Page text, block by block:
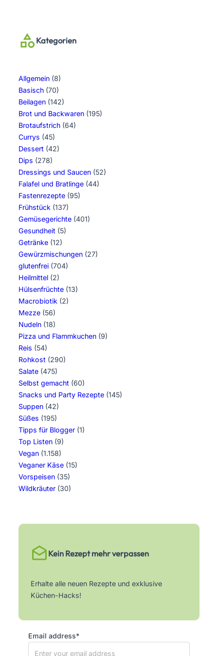
Kategorien
Allgemein (8)
Basisch (70)
Beilagen (142)
Brot und Backwaren (195)
Brotaufstrich (64)
Currys (45)
Dessert (42)
Dips (278)
Dressings und Saucen (52)
Falafel und Bratlinge (44)
Fastenrezepte (95)
Frühstück (137)
Gemüsegerichte (401)
Gesundheit (5)
Getränke (12)
Gewürzmischungen (27)
glutenfrei (704)
Heilmittel (2)
Hülsenfrüchte (13)
Macrobiotik (2)
Mezze (56)
Nudeln (18)
Pizza und Flammkuchen (9)
Reis (54)
Rohkost (290)
Salate (475)
Selbst gemacht (60)
Snacks und Party Rezepte (145)
Suppen (42)
Süßes (195)
Tipps für Blogger (1)
Top Listen (9)
Vegan (1.158)
Veganer Käse (15)
Vorspeisen (35)
Wildkräuter (30)
Kein Rezept mehr verpassen
Erhalte alle neuen Rezepte und exklusive
Küchen-Hacks!
Email address*